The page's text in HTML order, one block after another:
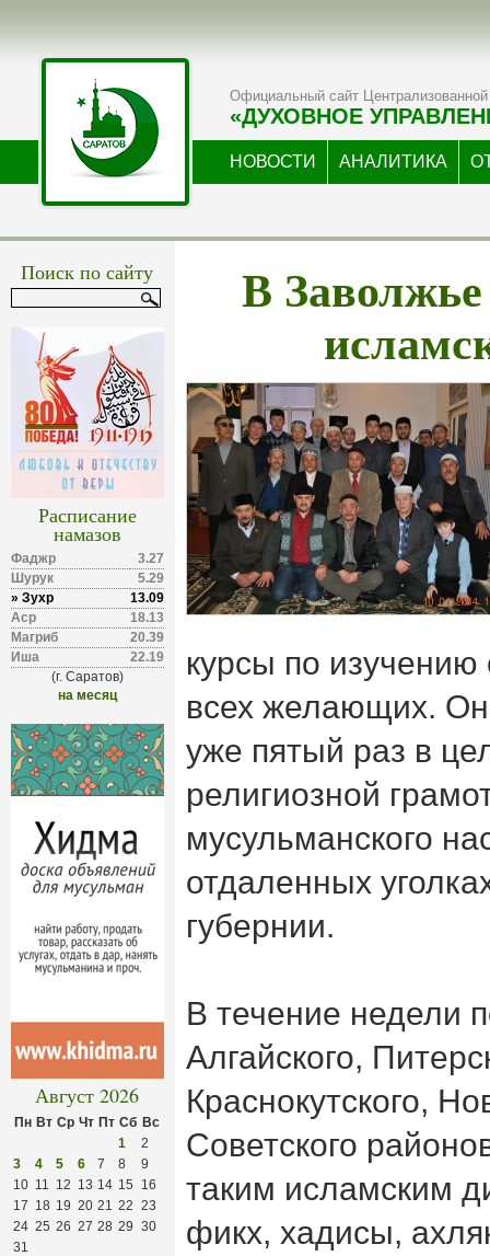
Официальный сайт Централизованной
«ДУХОВНОЕ
НОВОСТИ АНАЛИТИКА
Поиск по сайту
Расписание
намазов
Фаджр
3.27
Шурук
5.29
» Зухр
13.09
Аср
18.13
Магриб
20.39
Иша
22.19
(г. Саратов)
на месяц
Август 2026
Пн Вт Ср Чт Пт Сб Вс
1
2
3
4 5 6 7 8
9
10 11 12 13 14 15
16
17 18 19 20 21 22 23
24 25 26 27 28 29 30
31
В
курсы по
всех желающих.
уже пятый раз в
религиозной
мусульманского
отдаленных
губернии.
В течение недели
Алгайского,
Краснокутского,
Советского
таким исламским
фикх, хадисы,